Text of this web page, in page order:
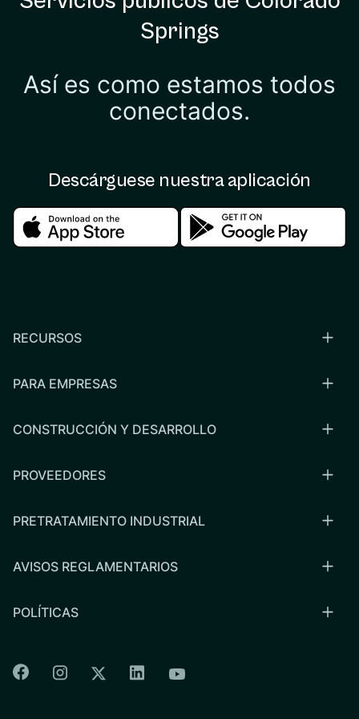
Springs
Así es como estamos todos
conectados.
Descárguese nuestra aplicación
Download in the apple storeDownload in the
RECURSOS
PARA EMPRESAS
CONSTRUCCIÓN Y DESARROLLO
PROVEEDORES
PRETRATAMIENTO INDUSTRIAL
AVISOS REGLAMENTARIOS
POLÍTICAS
Colorado Springs Facebook
Colorado Springs Instagram
Colorado Springs Twitter
Colorado Springs Linkedin
Colorado Springs